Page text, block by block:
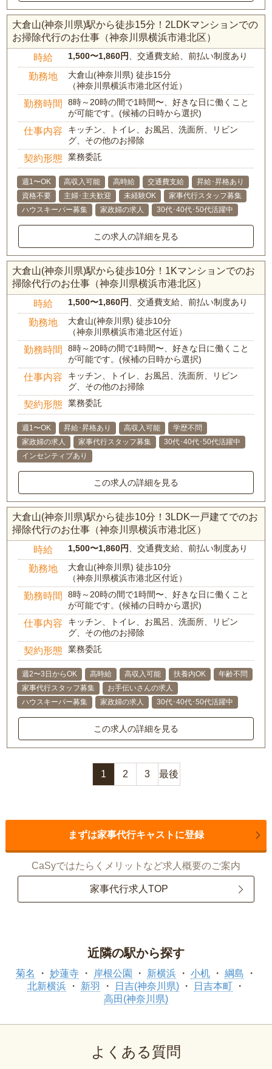
大倉山(神奈川県)駅から徒歩15分！2LDKマンションでの
お掃除代行のお仕事（神奈川県横浜市港北区）
時給 1,500〜1,860円 、交通費支給、前払い制度あり
勤務地
大倉山(神奈川県) 徒歩15分
（神奈川県横浜市港北区付近）
勤務時間
8時～20時の間で1時間〜、好きな日に働くこと
が可能です。(候補の日時から選択)
仕事内容
キッチン、トイレ、お風呂、洗面所、リビン
グ、その他のお掃除
契約形態 業務委託
週1〜OK 高収入可能 高時給 交通費支給
昇給･昇格あり
資格不要
主婦･主夫歓迎 未経験OK
家事代行スタッフ募集
ハウスキーパー募集
家政婦の求人 30代･40代･50代活躍中
この求人の詳細を見る
大倉山(神奈川県)駅から徒歩10分！1Kマンションでのお
掃除代行のお仕事（神奈川県横浜市港北区）
時給 1,500〜1,860円 、交通費支給、前払い制度あり
勤務地
大倉山(神奈川県) 徒歩10分
（神奈川県横浜市港北区付近）
勤務時間
8時～20時の間で1時間〜、好きな日に働くこと
が可能です。(候補の日時から選択)
仕事内容
キッチン、トイレ、お風呂、洗面所、リビン
グ、その他のお掃除
契約形態 業務委託
週1〜OK 昇給･昇格あり 高収入可能
学歴不問
家政婦の求人
家事代行スタッフ募集
30代･40代･50代活躍中
インセンティブあり
この求人の詳細を見る
大倉山(神奈川県)駅から徒歩10分！3LDK一戸建てでのお
掃除代行のお仕事（神奈川県横浜市港北区）
時給 1,500〜1,860円 、交通費支給、前払い制度あり
勤務地
大倉山(神奈川県) 徒歩10分
（神奈川県横浜市港北区付近）
勤務時間
8時～20時の間で1時間〜、好きな日に働くこと
が可能です。(候補の日時から選択)
仕事内容
キッチン、トイレ、お風呂、洗面所、リビン
グ、その他のお掃除
契約形態 業務委託
週2〜3日からOK 高時給 高収入可能 扶養内OK
年齢不問
家事代行スタッフ募集
お手伝いさんの求人
ハウスキーパー募集
家政婦の求人 30代･40代･50代活躍中
この求人の詳細を見る
1 2 3 最後
まずは家事代行キャストに登録
CaSyではたらくメリットなど求人概要のご案内
家事代行求人TOP
近隣の駅から探す
菊名 妙蓮寺 岸根公園 新横浜 小机
綱島
北新横浜
新羽 日吉(神奈川県)
日吉本町
高田(神奈川県)
よくある質問